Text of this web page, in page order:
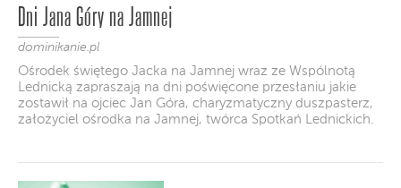
Dni Jana Góry na Jamnej
dominikanie.pl
Ośrodek świętego Jacka na Jamnej wraz ze Wspólnotą
Lednicką zapraszają na dni poświęcone przesłaniu jakie
zostawił na ojciec Jan Góra, charyzmatyczny duszpasterz,
założyciel ośrodka na Jamnej, twórca Spotkań Lednickich.